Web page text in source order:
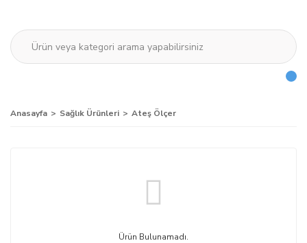
Anasayfa Sağlık Ürünleri Ateş Ölçer
Ürün Bulunamadı.